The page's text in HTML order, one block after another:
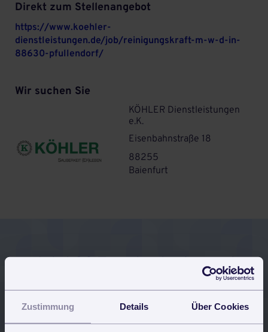
Zustimmung Details Über Cookies
Direkt zum Stellenangebot
https://www.koehler-
dienstleistungen.de/job/reinigungskraft-m-w-d-in-
88630-pfullendorf/
Wir suchen Sie
KÖHLER Dienstleistungen
e.K.
Eisenbahnstraße 18
88255
Baienfurt
Jetzt 30 Tage kostenlos und
unverbindlich testen
Alle Funktionen stehen uneingeschränkt zur